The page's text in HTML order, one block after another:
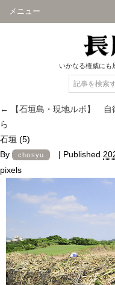
メニュー
いかなる権威にも
←
【石垣島・現地ルポ】 自
ら
石垣 (5)
By
chosyu | Published
pixels